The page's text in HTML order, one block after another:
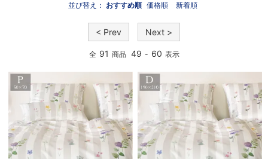
並び替え： おすすめ順 価格順 新着順
< Prev Next >
全 91 商品 49 - 60 表示